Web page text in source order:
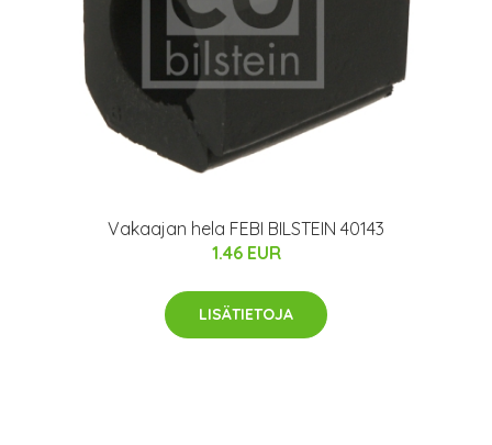
Vakaajan hela FEBI BILSTEIN 40143
1.46 EUR
LISÄTIETOJA